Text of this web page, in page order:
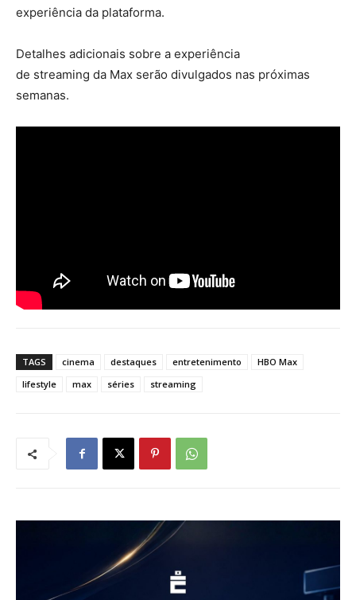
experiência da plataforma.
Detalhes adicionais sobre a experiência
de streaming da Max serão divulgados nas próximas
semanas.
TAGS cinema destaques entretenimento
HBO Max
lifestyle
max séries streaming